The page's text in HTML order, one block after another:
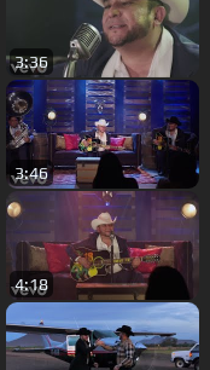
3:36
3:46
4:18